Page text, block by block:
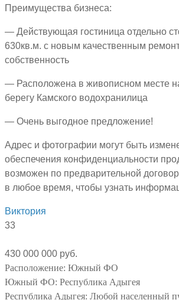
Преимущества бизнеса:
— Действующая гостиница отдельно
630кв.м. с новым качественным
собственность
— Расположена в живописном месте
берегу Камского водохранилица
— Очень выгодное предложение!
Адрес и фотографии могут быть
обеспечения конфиденциальности
возможен по предварительной
в любое время, чтобы узнать
Виктория
33
430 000 000 руб.
Расположение: Южный ФО
Южный ФО: Республика Адыгея
Республика Адыгея: Любой населенный